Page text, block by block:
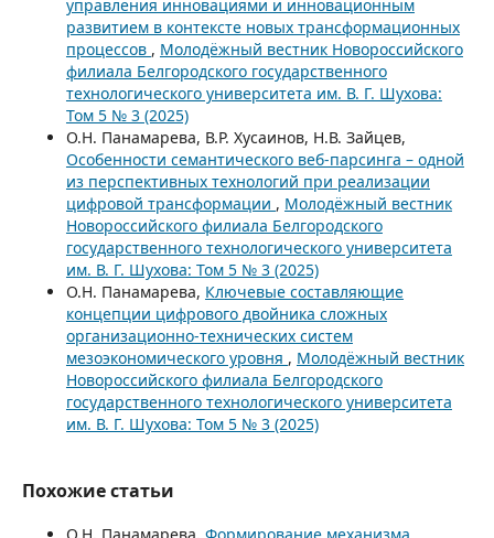
управления инновациями и инновационным
развитием в контексте новых трансформационных
процессов , Молодёжный вестник Новороссийского
филиала Белгородского государственного
технологического университета им. В. Г. Шухова:
Том 5 № 3 (2025)
О.Н. Панамарева, В.Р. Хусаинов, Н.В. Зайцев,
Особенности семантического веб-парсинга – одной
из перспективных технологий при реализации
цифровой трансформации , Молодёжный вестник
Новороссийского филиала Белгородского
государственного технологического университета
им. В. Г. Шухова: Том 5 № 3 (2025)
О.Н. Панамарева, Ключевые составляющие
концепции цифрового двойника сложных
организационно-технических систем
мезоэкономического уровня , Молодёжный вестник
Новороссийского филиала Белгородского
государственного технологического университета
им. В. Г. Шухова: Том 5 № 3 (2025)
Похожие статьи
О.Н. Панамарева, Формирование механизма